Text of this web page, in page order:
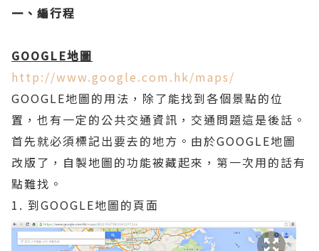
一、編行程
GOOGLE地圖
http://www.google.com.hk/maps/
GOOGLE地圖的用法，除了能找到各個景點的位
置，也有一定的公共交通資訊，交通問題這是後話。
首先就必須標記出要去的地方。由於GOOGLE地圖
改版了，自製地圖的功能被藏起來，第一次用的話有
點難找。
1. 到GOOGLE地圖的頁面